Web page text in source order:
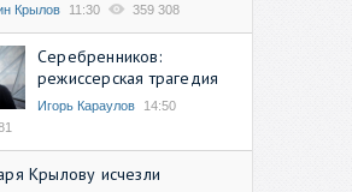
Крылов 11:30 359 308
Серебренников:
режиссерская трагедия
Игорь Караулов
14:50
Крылову исчезли